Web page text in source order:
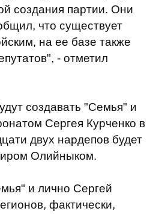
создания партии. Они
что существует
на ее базе также
- отметил
создавать "Семья" и
Сергея Курченко в
двух нардепов будет
Олийныком.
и лично Сергей
фактически,